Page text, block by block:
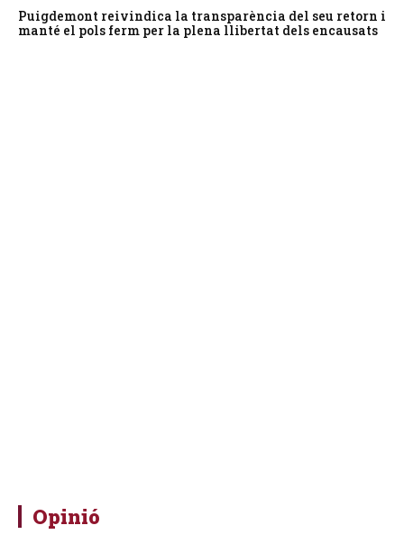
Puigdemont reivindica la transparència del seu retorn i
manté el pols ferm per la plena llibertat dels encausats
Opinió